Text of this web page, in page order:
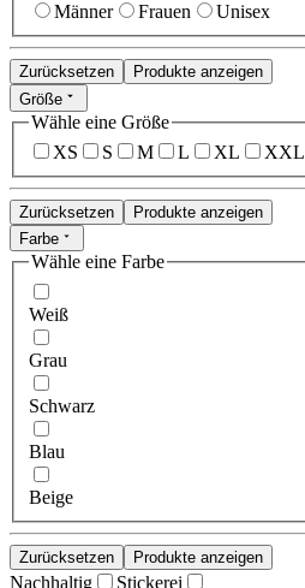
Männer
Frauen Unisex
Zurücksetzen
Produkte anzeigen
Größe
Wähle eine Größe
XS
S M L XL XXL
Zurücksetzen
Produkte anzeigen
Farbe
Wähle eine Farbe
Weiß
Grau
Schwarz
Blau
Beige
Zurücksetzen Produkte anzeigen
Nachhaltig Stickerei